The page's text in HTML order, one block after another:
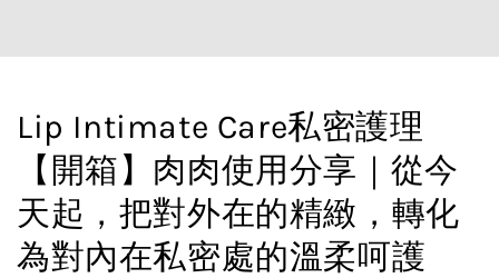
Lip Intimate Care私密護理
【開箱】肉肉使用分享｜從今
天起，把對外在的精緻，轉化
為對內在私密處的溫柔呵護